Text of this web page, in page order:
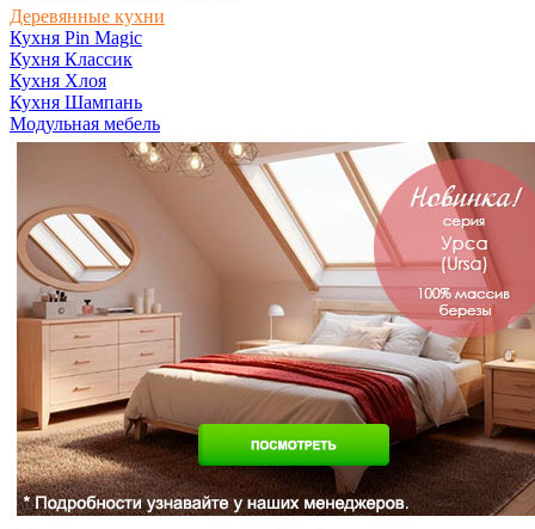
Деревянные кухни
Кухня Pin Magic
Кухня Классик
Кухня Хлоя
Кухня Шампань
Модульная мебель